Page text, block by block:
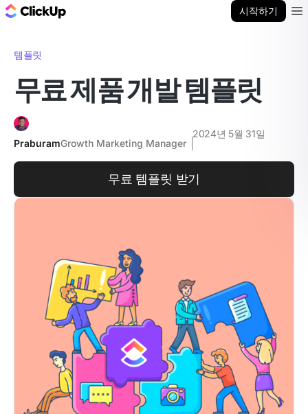
시작하기
템플릿
무료 제품 개발 템플릿
PraburamGrowth Marketing Manager
2024년 5월 31일
무료 템플릿 받기